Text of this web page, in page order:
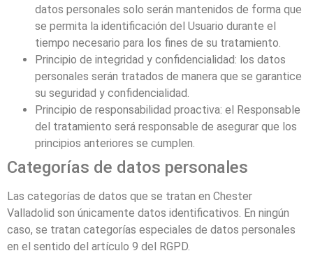
datos personales solo serán mantenidos de forma que
se permita la identificación del Usuario durante el
tiempo necesario para los fines de su tratamiento.
Principio de integridad y confidencialidad: los datos
personales serán tratados de manera que se garantice
su seguridad y confidencialidad.
Principio de responsabilidad proactiva: el Responsable
del tratamiento será responsable de asegurar que los
principios anteriores se cumplen.
Categorías de datos personales
Las categorías de datos que se tratan en Chester
Valladolid son únicamente datos identificativos. En ningún
caso, se tratan categorías especiales de datos personales
en el sentido del artículo 9 del RGPD.